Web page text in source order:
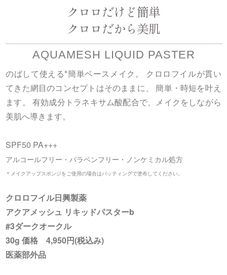
クロロだけど簡単
クロロだから美肌
AQUAMESH LIQUID PASTER
のばして使える*簡単ベースメイク。 クロロフイルが貫い
てきた網目のコンセプトはそのままに、 簡単・時短を叶え
ます。 有効成分トラネキサム酸配合で、メイクをしながら
美肌へ導きます。
SPF50 PA+++
アルコールフリー・パラベンフリー・ノンケミカル処方
＊メイクアップスポンジをご使用の場合はパッティングで塗布してください。
クロロフイル日興製薬
アクアメッシュ リキッドパスターb
#3ダークオークル
30g 価格 4,950円(税込み)
医薬部外品